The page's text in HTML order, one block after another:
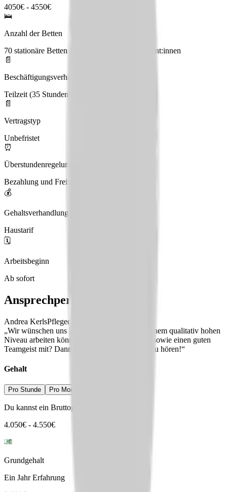
4050€ - 4550€
🛌
Anzahl der Betten
70 stationäre Betten sowie 250 ambulante Patient:innen
📄
Beschäftigungsverhältnis
Teilzeit (35 Stunden), Vollzeit (40 Stunden)
📄
Vertragstyp
Unbefristet
⏰
Überstundenregelung
Bezahlung und Freizeitausgleich
💰
Gehaltsverhandlungen
Haustarif
🗓️
Arbeitsbeginn
Ab sofort
Ansprechperson
Andrea KerlsPflegedienstleitung
„Wir wünschen uns Bewerber:innen, die auf einem qualitativ hohen
Niveau arbeiten können. Du bringst Empathie sowie einen guten
Teamgeist mit? Dann freuen wir uns, von Dir zu hören!“
Gehalt
Pro Stunde Pro Monat
Du kannst ein Bruttogehalt erwarten von
4.050€ - 4.550€
Grundgehalt
Ein Jahr Erfahrung